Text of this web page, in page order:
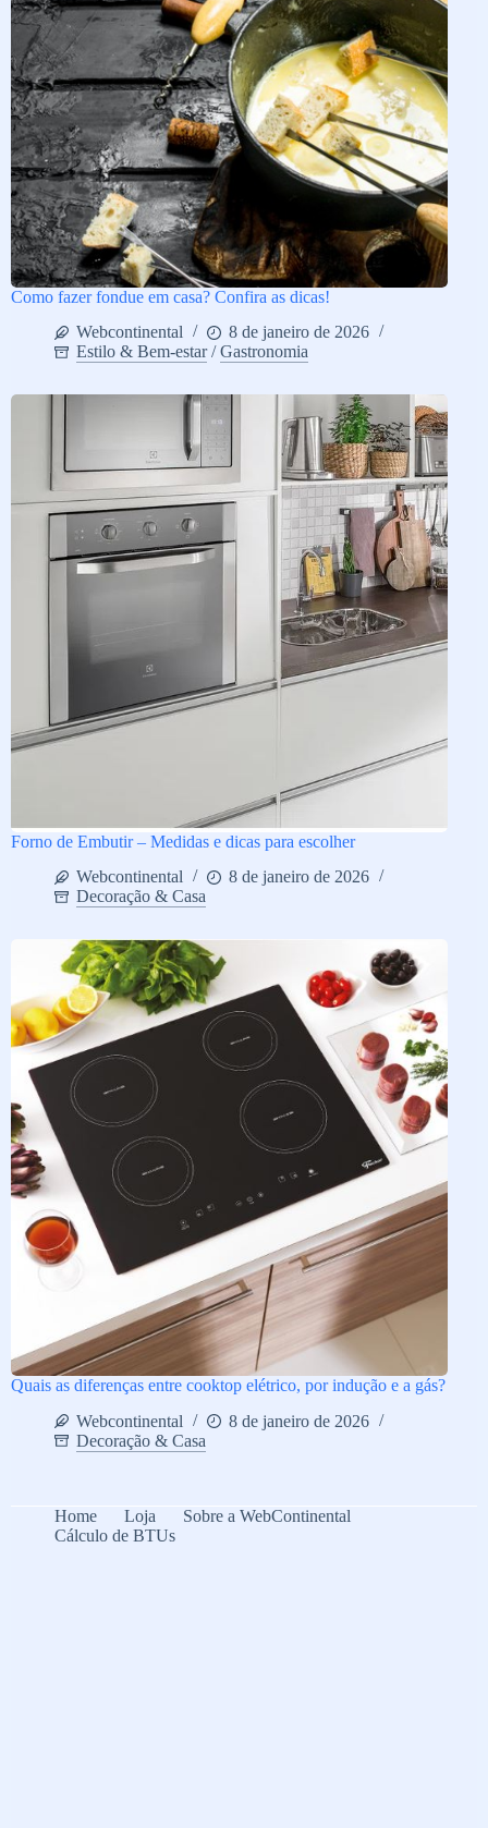
Como fazer fondue em casa? Confira as dicas!
Webcontinental
8 de janeiro de 2026
Estilo & Bem-estar/Gastronomia
Forno de Embutir – Medidas e dicas para escolher
Webcontinental
8 de janeiro de 2026
Decoração & Casa
Quais as diferenças entre cooktop elétrico, por indução e a gás?
Webcontinental
8 de janeiro de 2026
Decoração & Casa
Home Loja
Sobre a WebContinental
Cálculo de BTUs